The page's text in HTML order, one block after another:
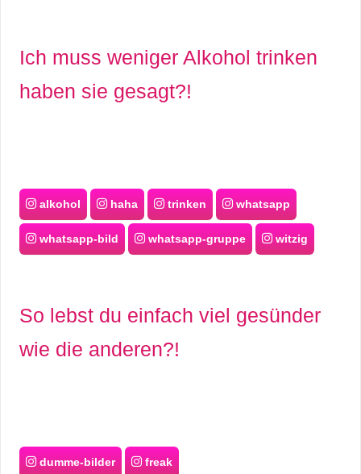
Ich muss weniger Alkohol trinken
haben sie gesagt?!
alkohol haha trinken whatsapp
whatsapp-bild whatsapp-gruppe witzig
So lebst du einfach viel gesünder
wie die anderen?!
dumme-bilder freak